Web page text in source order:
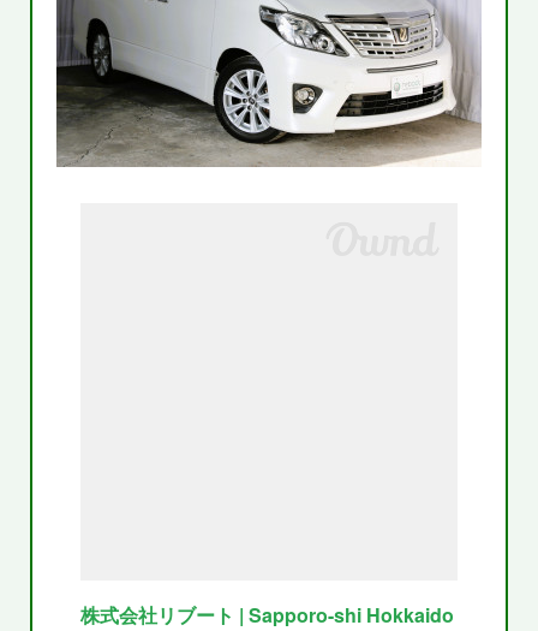
株式会社リブート | Sapporo-shi Hokkaido